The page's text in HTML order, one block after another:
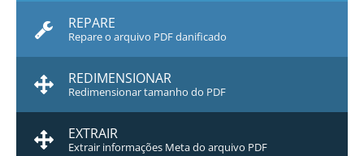
REPARE
Repare o arquivo PDF danificado
REDIMENSIONAR
Redimensionar tamanho do PDF
EXTRAIR
Extrair informações Meta do arquivo PDF